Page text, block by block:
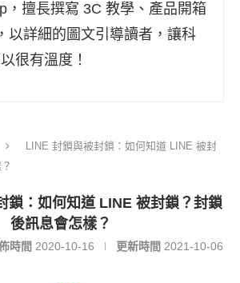
，擅長撰寫 3C 教學、產品開箱
以詳細的圖文引導讀者，讓科
很有溫度！
LINE 封鎖與被封鎖：如何知道 LINE 被封
鎖：如何知道 LINE 被封鎖？封鎖
後訊息會怎樣？
時間 2020-10-16 更新時間 2021-10-06